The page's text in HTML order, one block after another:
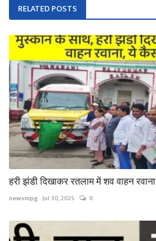
RELATED POSTS
हरी झंडी दिखाकर रतलाम में शव वाहन
newsmpg Jul 30, 2025 0